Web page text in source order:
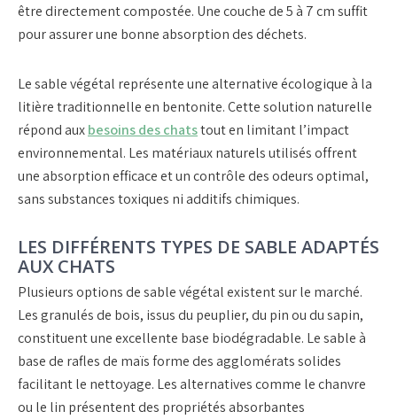
être directement compostée. Une couche de 5 à 7 cm suffit
pour assurer une bonne absorption des déchets.
Le sable végétal représente une alternative écologique à la
litière traditionnelle en bentonite. Cette solution naturelle
répond auxbesoins des chatstout en limitant l’impact
environnemental. Les matériaux naturels utilisés offrent
une absorption efficace et un contrôle des odeurs optimal,
sans substances toxiques ni additifs chimiques.
LES DIFFÉRENTS TYPES DE SABLE ADAPTÉS
AUX CHATS
Plusieurs options de sable végétal existent sur le marché.
Les granulés de bois, issus du peuplier, du pin ou du sapin,
constituent une excellente base biodégradable. Le sable à
base de rafles de maïs forme des agglomérats solides
facilitant le nettoyage. Les alternatives comme le chanvre
ou le lin présentent des propriétés absorbantes